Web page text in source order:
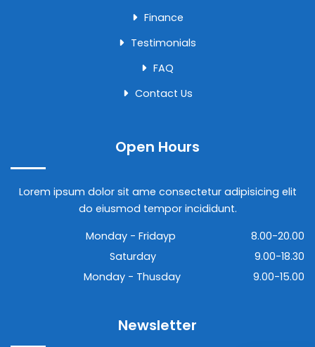
Finance
Testimonials
FAQ
Contact Us
Open Hours
Lorem ipsum dolor sit ame consectetur adipisicing elit
do eiusmod tempor incididunt.
Monday - Fridayp
8.00-20.00
Saturday
9.00-18.30
Monday - Thusday
9.00-15.00
Newsletter